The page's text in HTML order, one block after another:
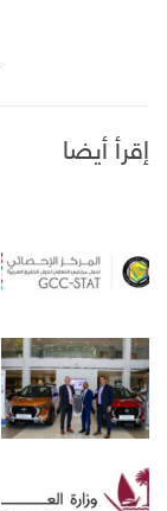
إقرأ أيضا